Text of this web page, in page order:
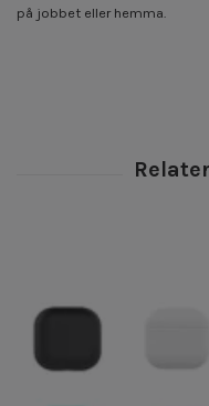
på jobbet eller hemma.